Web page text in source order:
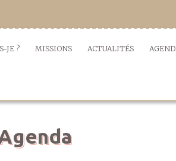
JE ? MISSIONS ACTUALITÉS